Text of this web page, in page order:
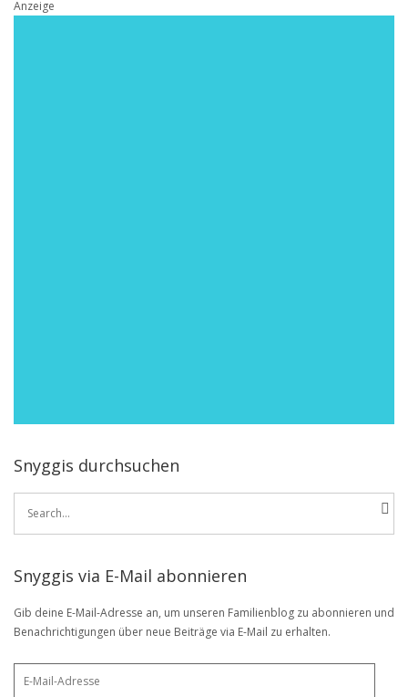
Anzeige
Snyggis durchsuchen
Search
Snyggis via E-Mail abonnieren
Gib deine E-Mail-Adresse an, um unseren Familienblog zu abonnieren und
Benachrichtigungen über neue Beiträge via E-Mail zu erhalten.